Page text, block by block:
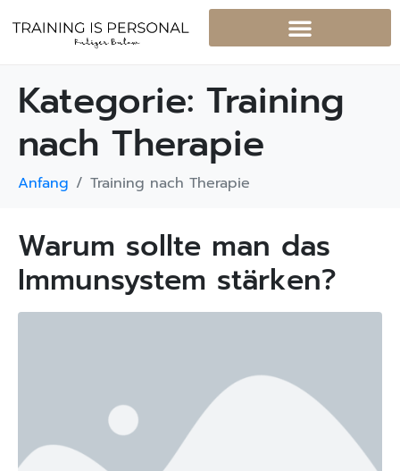
Kategorie: Training
nach Therapie
Anfang Training nach Therapie
Warum sollte man das
Immunsystem stärken?